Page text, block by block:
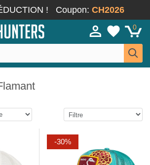
! Coupon: CH2026
0
-30%